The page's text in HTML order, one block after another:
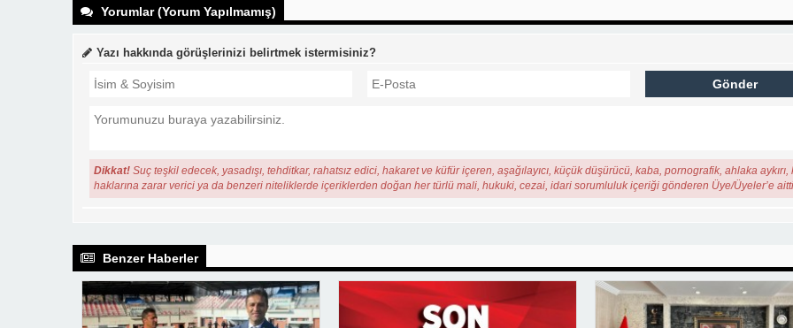
Yorumlar (Yorum Yapılmamış)
Yazı hakkında görüşlerinizi belirtmek istermisiniz?
Dikkat! Suç teşkil edecek, yasadışı, tehditkar, rahatsız edici, hakaret ve küfür içeren, aşağılayıcı, küçük düşürücü, kaba, pornografik, ahlaka aykırı,
haklarına zarar verici ya da benzeri niteliklerde içeriklerden doğan her türlü mali, hukuki, cezai, idari sorumluluk içeriği gönderen Üye/Üyeler’e
Benzer Haberler